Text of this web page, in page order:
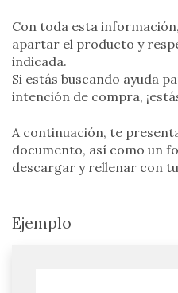
Con toda esta
apartar el producto y
indicada.
Si estás buscando ayuda
intención de compra,
A continuación, te
documento, así como un
descargar y rellenar con
Ejemplo